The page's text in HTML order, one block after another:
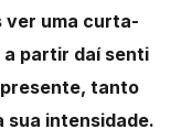
ver uma curta-
a partir daí senti
tanto
sua intensidade.